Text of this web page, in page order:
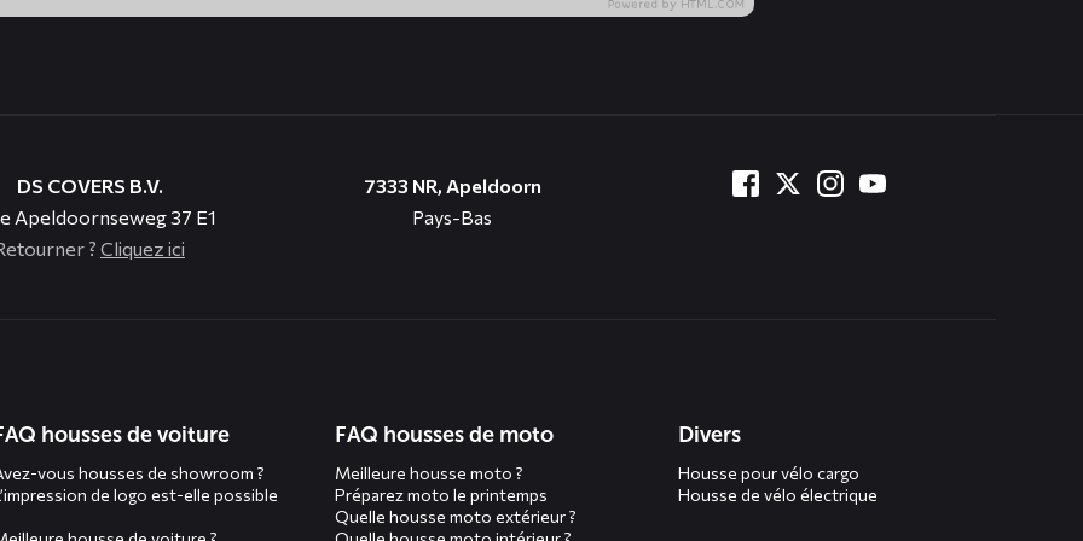
DS COVERS B.V.
Apeldoornseweg 37 E1
? Cliquez ici
7333 NR, Apeldoorn
Pays-Bas
housses de voiture
vous housses de showroom ?
de logo est-elle possible
FAQ housses de moto
Meilleure housse moto ?
Préparez moto le printemps
Quelle housse moto extérieur ?
Divers
Housse pour vélo cargo
Housse de vélo électrique